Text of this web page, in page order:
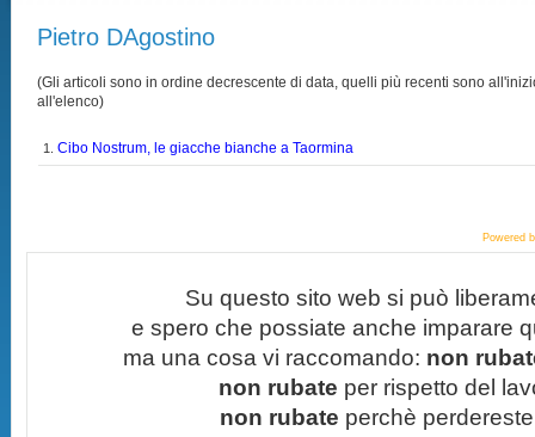
Pietro DAgostino
(Gli articoli sono in ordine decrescente di data, quelli più recenti sono
all'elenco)
1.Cibo Nostrum, le giacche bianche a Taormina
Powered
Su questo sito web si può
e spero che possiate anche imparare
ma una cosa vi raccomando: non
non rubate per rispetto del
non rubate perchè